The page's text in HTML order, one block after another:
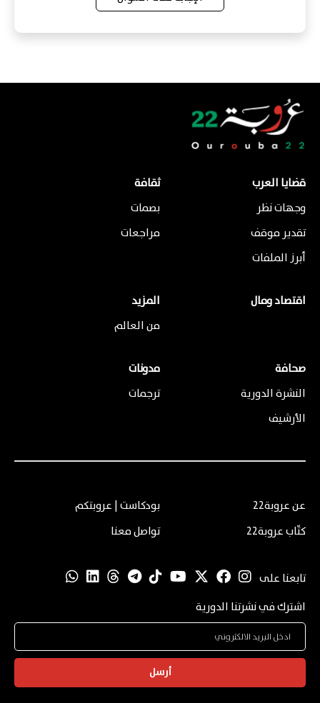
قضايا العرب
وجهات نظر
تقدير موقف
أبرز الملفات
ثقافة
بصمات
مراجعات
اقتصاد ومال
المزيد
من العالم
صحافة
النشرة الدورية
الأرشيف
مدونات
ترجمات
عن عروبة22
كتّاب عروبة22
بودكاست | عروبتكم
تواصل معنا
تابعنا على
اشترك في نشرتنا الدورية
أرسل